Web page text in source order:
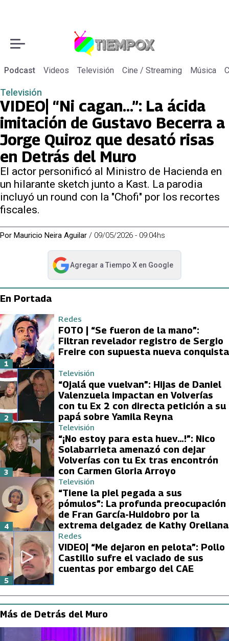
Podcast Videos Televisión Cine / Streaming Música
Televisión
VIDEO| “Ni cagan…”: La ácida
imitación de Gustavo Becerra a
Jorge Quiroz que desató risas
en Detrás del Muro
El actor personificó al Ministro de Hacienda en
un hilarante sketch junto a Kast. La parodia
incluyó un round con la "Chofi" por los recortes
fiscales.
Por Mauricio Neira Aguilar / 09/05/2026 - 09:04hs
Agregar a Tiempo Xen Google
abre en nueva pestaña
En Portada
Redes
FOTO | “Se fueron de la mano”:
Filtran revelador registro de Sergio
Freire con supuesta nueva conquista
1
Televisión
“Ojalá que vuelvan”: Hijas de Daniel
Valenzuela impactan en Volverías
con tu Ex 2 con directa petición a su
papá sobre Yamila Reyna
2
Televisión
“¡No estoy para esta huev…!”: Nico
Solabarrieta amenazó con dejar
Volverías con tu Ex tras encontrón
con Carmen Gloria Arroyo
3
Televisión
“Tiene la piel pegada a sus
pómulos”: La profunda preocupación
de Fran García-Huidobro por la
extrema delgadez de Kathy Orellana
4
Redes
VIDEO| “Me dejaron en pelota”: Pollo
Castillo sufre el vaciado de sus
cuentas por embargo del CAE
5
Más de Detrás del Muro